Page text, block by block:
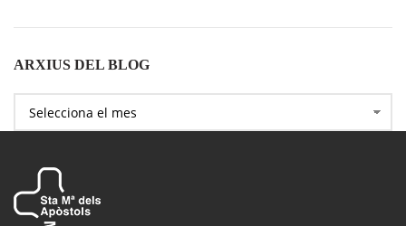
ARXIUS DEL BLOG